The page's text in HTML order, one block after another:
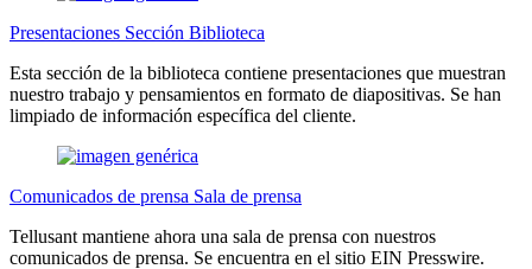
Presentaciones Sección Biblioteca
Esta sección de la biblioteca contiene presentaciones que muestran
nuestro trabajo y pensamientos en formato de diapositivas. Se han
limpiado de información específica del cliente.
Comunicados de prensa Sala de prensa
Tellusant mantiene ahora una sala de prensa con nuestros
comunicados de prensa. Se encuentra en el sitio EIN Presswire.